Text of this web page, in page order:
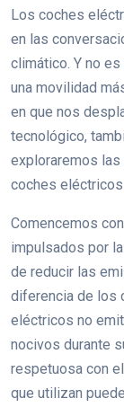
Los coches
en las
climático. Y no
una movilidad
en que nos
tecnológico,
exploraremos
coches eléctricos
Comencemos
impulsados por
de reducir las
diferencia de los
eléctricos no
nocivos durante
respetuosa con
que utilizan